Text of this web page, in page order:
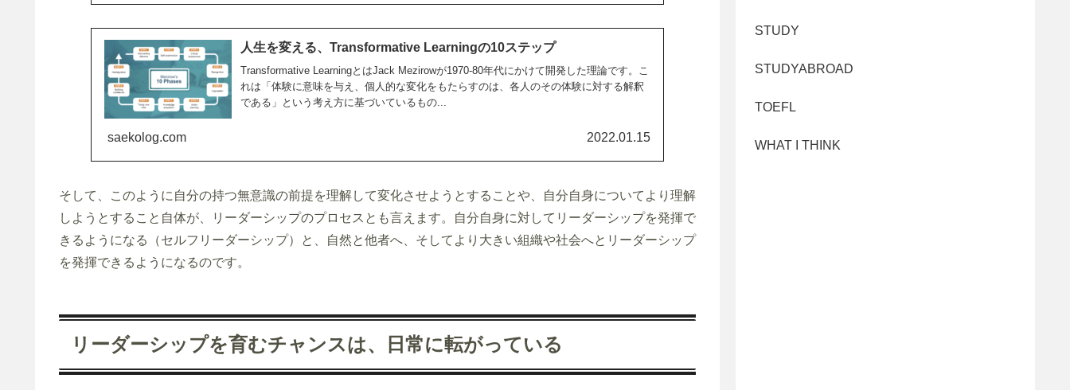
人生を変える、Transformative Learningの10ステップ
Transformative LearningとはJack Mezirowが1970-80年代にかけて開発した理論です。こ
れは「体験に意味を与え、個人的な変化をもたらすのは、各人のその体験に対する解釈
である」という考え方に基づいているもの...
saekolog.com 2022.01.15
そして、このように自分の持つ無意識の前提を理解して変化させようとすることや、自分自身についてより理解
しようとすること自体が、リーダーシップのプロセスとも言えます。自分自身に対してリーダーシップを発揮で
きるようになる（セルフリーダーシップ）と、自然と他者へ、そしてより大きい組織や社会へとリーダーシップ
を発揮できるようになるのです。
リーダーシップを育むチャンスは、日常に転がっている
STUDY
STUDYABROAD
TOEFL
WHAT I THINK